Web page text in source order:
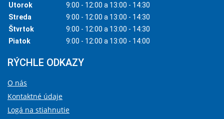
Utorok
9:00 - 12:00 a 13:00 - 14:30
Streda
9:00 - 12:00 a 13:00 - 14:30
Štvrtok
9:00 - 12:00 a 13:00 - 14:30
Piatok
9:00 - 12:00 a 13:00 - 14:00
RÝCHLE ODKAZY
O nás
Kontaktné údaje
Logá na stiahnutie